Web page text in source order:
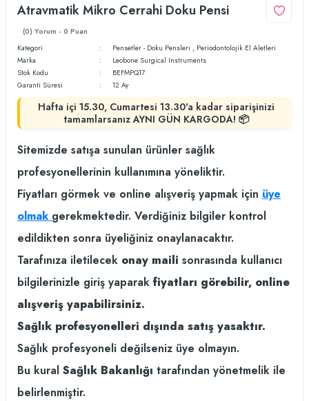
Atravmatik Mikro Cerrahi Doku Pensi
(0) Yorum - 0 Puan
Kategori
Pensetler - Doku Pensleri , Periodontolojik El Aletleri
Marka
Leobone Surgical Instruments
Stok Kodu
BEFMPQ17
Garanti Süresi
12 Ay
Hafta içi 15.30, Cumartesi 13.30'a kadar siparişinizi
tamamlarsanız AYNI GÜN KARGODA! 📦
Sitemizde satışa sunulan ürünler sağlık
profesyonellerinin kullanımına yöneliktir.
Fiyatları görmek ve online alışveriş yapmak için üye
olmak gerekmektedir. Verdiğiniz bilgiler kontrol
edildikten sonra üyeliğiniz onaylanacaktır.
Tarafınıza iletilecek onay maili sonrasında kullanıcı
bilgilerinizle giriş yaparak fiyatları görebilir, online
alışveriş yapabilirsiniz.
Sağlık profesyonelleri dışında satış yasaktır.
Sağlık profesyoneli değilseniz üye olmayın.
Bu kural Sağlık Bakanlığı tarafından yönetmelik ile
belirlenmiştir.